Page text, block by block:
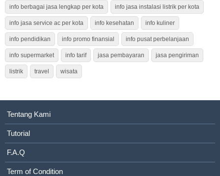
info berbagai jasa lengkap per kota info jasa instalasi listrik per kota
info jasa service ac per kota info kesehatan info kuliner
info pendidikan info promo finansial info pusat perbelanjaan
info supermarket info tarif jasa pembayaran jasa pengiriman
listrik travel wisata
Tentang Kami
Tutorial
F.A.Q
Term of Condition